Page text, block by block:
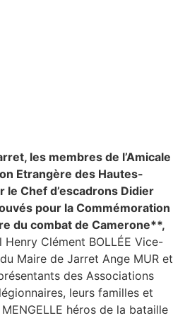
les membres de l’Amicale
Etrangère des Hautes-
le Chef d’escadrons Didier
pour la Commémoration
du combat de Camerone**,
Henry Clément BOLLÉE Vice-
Maire de Jarret Ange MUR et
des Associations
leurs familles et
héros de la bataille